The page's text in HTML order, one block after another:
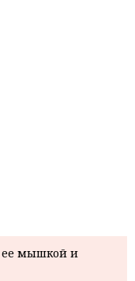
ее мышкой и